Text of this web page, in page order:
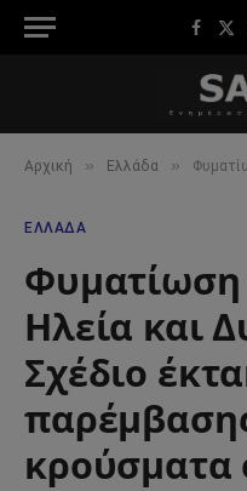
X
Αρχική » Ελλάδα » Φυματίωση σε
ΕΛΛΆΔΑ
Φυματίωση
Ηλεία και
Σχέδιο
κρούσματα